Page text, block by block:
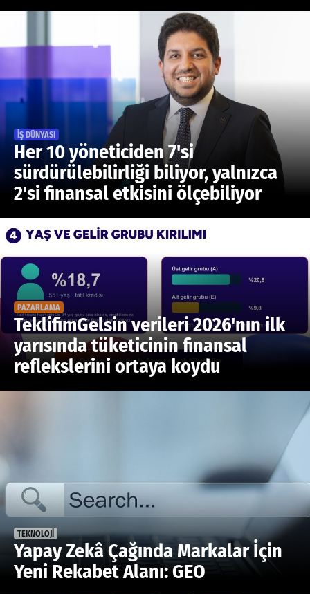
İŞ DÜNYASI
Her 10 yöneticiden 7'si
sürdürülebilirliği biliyor, yalnızca
2'si finansal etkisini ölçebiliyor
PAZARLAMA
TeklifimGelsin verileri 2026'nın ilk
yarısında tüketicinin finansal
reflekslerini ortaya koydu
TEKNOLOJİ
Yapay Zekâ Çağında Markalar İçin
Yeni Rekabet Alanı: GEO